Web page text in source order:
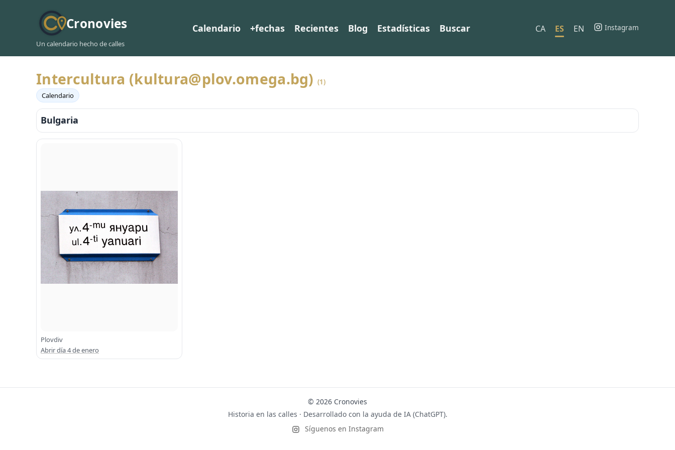
Cronovies
Un calendario hecho de calles
Calendario +fechas Recientes Blog Estadísticas Buscar CA ES EN Instagram
Intercultura (kultura@plov.omega.bg)(1)
Calendario
Bulgaria
Plovdiv
Abrir día 4 de enero
© 2026 Cronovies
Historia en las calles · Desarrollado con la ayuda de IA (ChatGPT).
Síguenos en Instagram